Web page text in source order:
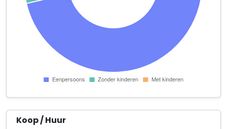
Semantica B.V.
3e Binnenvestgracht 23 L UNIT 16 LL
Sjaardema Vastgoed B.V.
Nieuwe Beestenmarkt 28
Slagerij v.d. Zon
Haarlemmerstraat 78
Star Makelaar
Admiraal Helfrichweg 2
Koop / Huur